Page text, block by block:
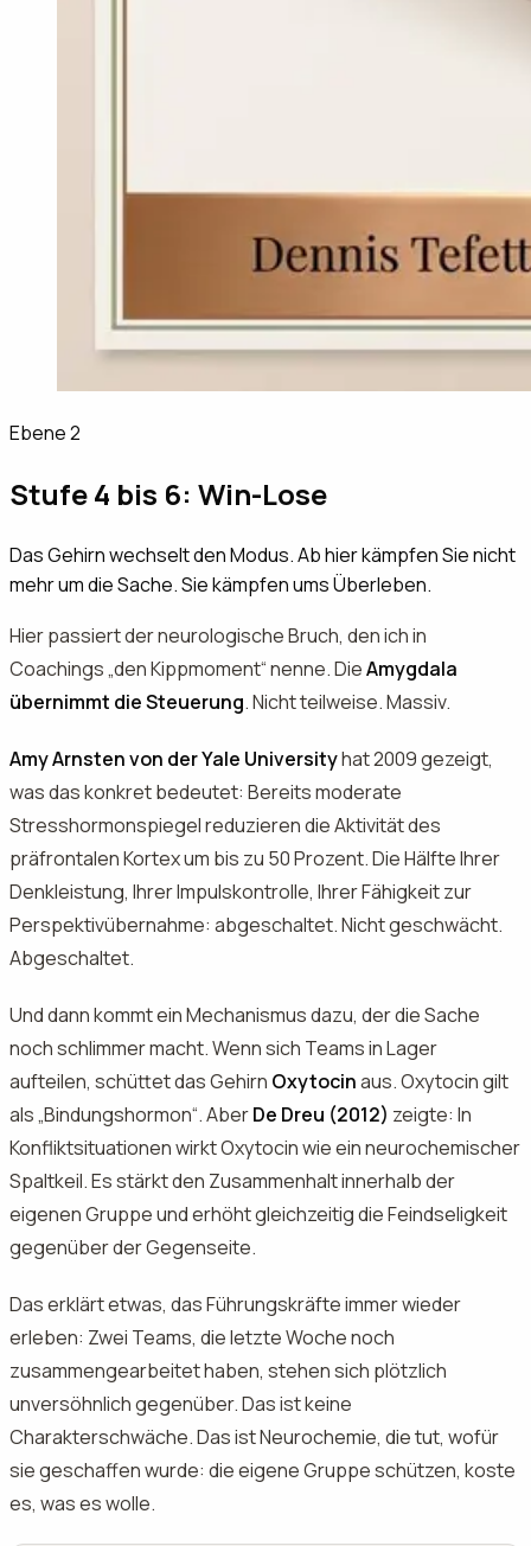
Ebene 2
Stufe 4 bis 6: Win-Lose
Das Gehirn wechselt den Modus. Ab hier kämpfen Sie nicht
mehr um die Sache. Sie kämpfen ums Überleben.
Hier passiert der neurologische Bruch, den ich in
Coachings „den Kippmoment“ nenne. DieAmygdala
übernimmt die Steuerung. Nicht teilweise. Massiv.
Amy Arnsten von der Yale Universityhat 2009 gezeigt,
was das konkret bedeutet: Bereits moderate
Stresshormonspiegel reduzieren die Aktivität des
präfrontalen Kortex um bis zu 50 Prozent. Die Hälfte Ihrer
Denkleistung, Ihrer Impulskontrolle, Ihrer Fähigkeit zur
Perspektivübernahme: abgeschaltet. Nicht geschwächt.
Abgeschaltet.
Und dann kommt ein Mechanismus dazu, der die Sache
noch schlimmer macht. Wenn sich Teams in Lager
aufteilen, schüttet das Gehirn Oxytocinaus. Oxytocin gilt
als „Bindungshormon“. AberDe Dreu (2012) zeigte: In
Konfliktsituationen wirkt Oxytocin wie ein neurochemischer
Spaltkeil. Es stärkt den Zusammenhalt innerhalb der
eigenen Gruppe und erhöht gleichzeitig die Feindseligkeit
gegenüber der Gegenseite.
Das erklärt etwas, das Führungskräfte immer wieder
erleben: Zwei Teams, die letzte Woche noch
zusammengearbeitet haben, stehen sich plötzlich
unversöhnlich gegenüber. Das ist keine
Charakterschwäche. Das ist Neurochemie, die tut, wofür
sie geschaffen wurde: die eigene Gruppe schützen, koste
es, was es wolle.